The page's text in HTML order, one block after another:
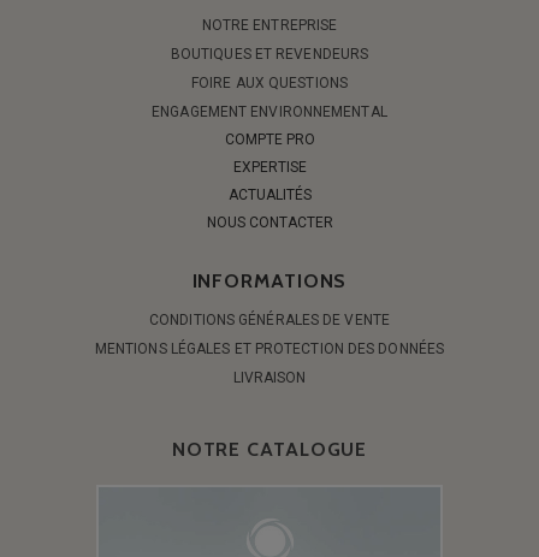
NOTRE ENTREPRISE
BOUTIQUES ET REVENDEURS
FOIRE AUX QUESTIONS
ENGAGEMENT ENVIRONNEMENTAL
COMPTE PRO
EXPERTISE
ACTUALITÉS
NOUS CONTACTER
INFORMATIONS
CONDITIONS GÉNÉRALES DE VENTE
MENTIONS LÉGALES ET PROTECTION DES DONNÉES
LIVRAISON
NOTRE CATALOGUE